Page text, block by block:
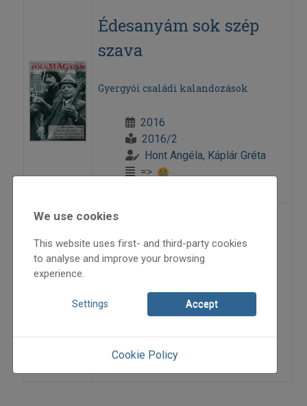
Édesanyám sok szép
szava
Gyergyói családi kalandozások
2016
2016/2
Hont Angéla, Káplár Gréta
=>
Síravatás Gyimesben
2009/3
Hont Angéla
=>
We use cookies
This website uses first- and third-party cookies
to analyse and improve your browsing
experience.
Settings Accept
Cookie Policy